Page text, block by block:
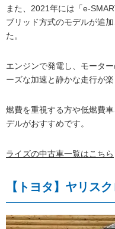
また、2021年には「e-
ブリッド方式のモデルが追
た。
エンジンで発電し、モータ
ーズな加速と静かな走行が楽
燃費を重視する方や低燃費
デルがおすすめです。
ライズの中古車一覧はこちら
【トヨタ】ヤリス